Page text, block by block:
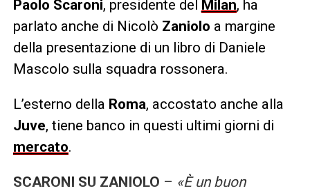
Paolo Scaroni, presidente del Milan, ha
parlato anche di Nicolò Zaniolo a margine
della presentazione di un libro di Daniele
Mascolo sulla squadra rossonera.
L’esterno della Roma, accostato anche alla
Juve, tiene banco in questi ultimi giorni di
mercato.
SCARONI SU ZANIOLO – «È un buon